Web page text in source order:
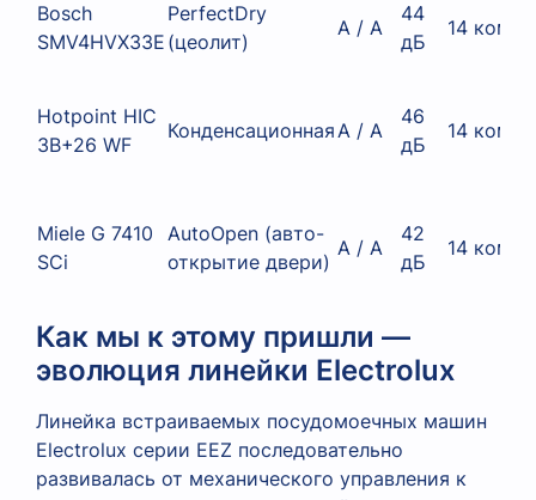
Bosch
SMV4HVX33E
PerfectDry
(цеолит)
A / A
44
дБ
14 компл.
Hotpoint HIC
3B+26 WF
КонденсационнаяA / A
46
дБ
14 компл.
Miele G 7410
SCi
AutoOpen (авто-
открытие двери)
A / A
42
дБ
14 компл.
Как мы к этому пришли —
эволюция линейки Electrolux
Линейка встраиваемых посудомоечных машин
Electrolux серии EEZ последовательно
развивалась от механического управления к